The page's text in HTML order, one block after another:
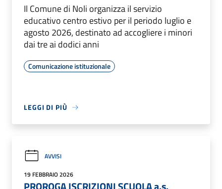
Il Comune di Noli organizza il servizio
educativo centro estivo per il periodo luglio e
agosto 2026, destinato ad accogliere i minori
dai tre ai dodici anni
Comunicazione istituzionale
LEGGI DI PIÙ
AVVISI
19 FEBBRAIO 2026